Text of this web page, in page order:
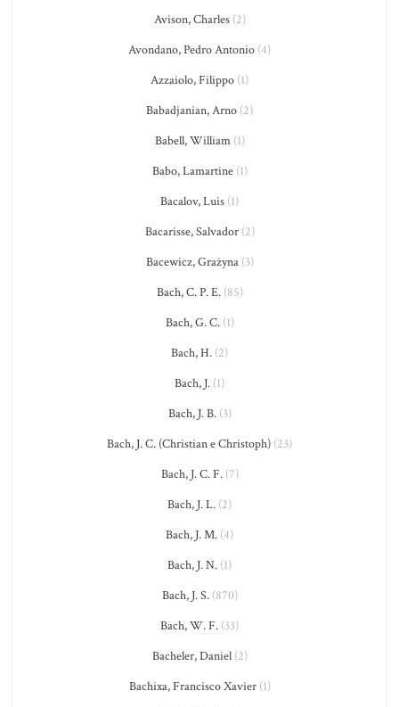
Avison, Charles(2)
Avondano, Pedro Antonio (4)
Azzaiolo, Filippo (1)
Babadjanian, Arno (2)
Babell, William(1)
Babo, Lamartine(1)
Bacalov, Luis (1)
Bacarisse, Salvador(2)
Bacewicz, Grażyna(3)
Bach, C. P. E.(85)
Bach, G. C.(1)
Bach, H. (2)
Bach, J. (1)
Bach, J. B.(3)
Bach, J. C. (Christian e Christoph) (23)
Bach, J. C. F.(7)
Bach, J. L. (2)
Bach, J. M. (4)
Bach, J. N. (1)
Bach, J. S.(870)
Bach, W. F. (33)
Bacheler, Daniel(2)
Bachixa, Francisco Xavier(1)